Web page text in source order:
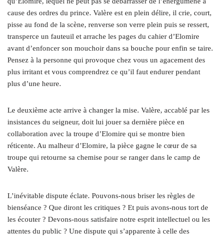
cause des ordres du prince. Valère est en plein délire, il crie, court,
pisse au fond de la scène, renverse son verre plein puis se ressert,
transperce un fauteuil et arrache les pages du cahier d’Elomire
avant d’enfoncer son mouchoir dans sa bouche pour enfin se taire.
Pensez à la personne qui provoque chez vous un agacement des
plus irritant et vous comprendrez ce qu’il faut endurer pendant
plus d’une heure.
Le deuxième acte arrive à changer la mise. Valère, accablé par les
insistances du seigneur, doit lui jouer sa dernière pièce en
collaboration avec la troupe d’Elomire qui se montre bien
réticente. Au malheur d’Elomire, la pièce gagne le cœur de sa
troupe qui retourne sa chemise pour se ranger dans le camp de
Valère.
L’inévitable dispute éclate. Pouvons-nous briser les règles de
bienséance ? Que diront les critiques ? Et puis avons-nous tort de
les écouter ? Devons-nous satisfaire notre esprit intellectuel ou les
attentes du public ? Une dispute qui s’apparente à celle des